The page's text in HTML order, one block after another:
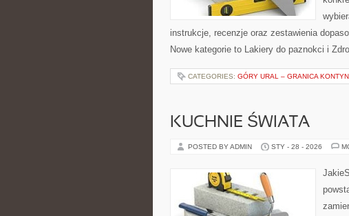
instrukcje, recenzje oraz zestawienia
Nowe kategorie to Lakiery do paznokci i
CATEGORIES: GÓRY URAL – GRANICA
KUCHNIE ŚWIATA
POSTED BY ADMIN STY - 28 - 2026